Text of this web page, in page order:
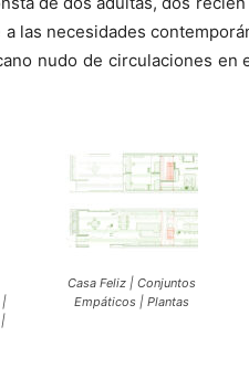
las necesidades
nudo de circulaciones en
|
Casa Feliz | Conjuntos
Empáticos | Plantas